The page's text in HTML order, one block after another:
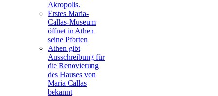
Akropolis.
Erstes Maria-
Callas-Museum
öffnet in Athen
seine Pforten
Athen gibt
Ausschreibung für
die Renovierung
des Hauses von
Maria Callas
bekannt